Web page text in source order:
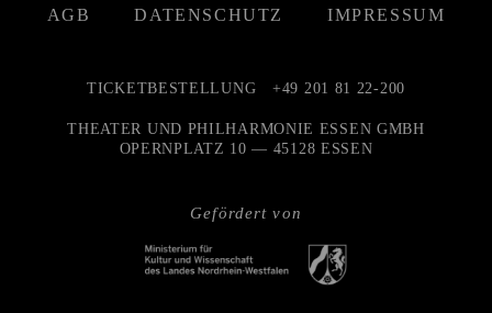
AGB DATENSCHUTZ IMPRESSUM
Gefördert von
TICKETBESTELLUNG +49 201 81 22-200
THEATER UND PHILHARMONIE ESSEN GMBH
OPERNPLATZ 10 — 45128 ESSEN